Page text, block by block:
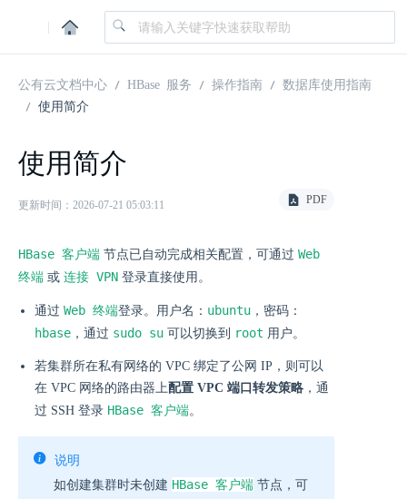
|
公有云文档中心 HBase 服务 操作指南
数据库使用指南
使用简介
使用简介
更新时间：2026-07-21 05:03:11 PDF
HBase 客户端 节点已自动完成相关配置，可通过 Web
终端 或 连接 VPN 登录直接使用。
通过 Web 终端登录。用户名： ubuntu ，密码：
hbase ，通过 sudo su 可以切换到 root 用户。
若集群所在私有网络的 VPC 绑定了公网 IP，则可以
在 VPC 网络的路由器上配置 VPC 端口转发策略 ，通
过 SSH 登录 HBase 客户端。
说明
如创建集群时未创建 HBase 客户端 节点，可